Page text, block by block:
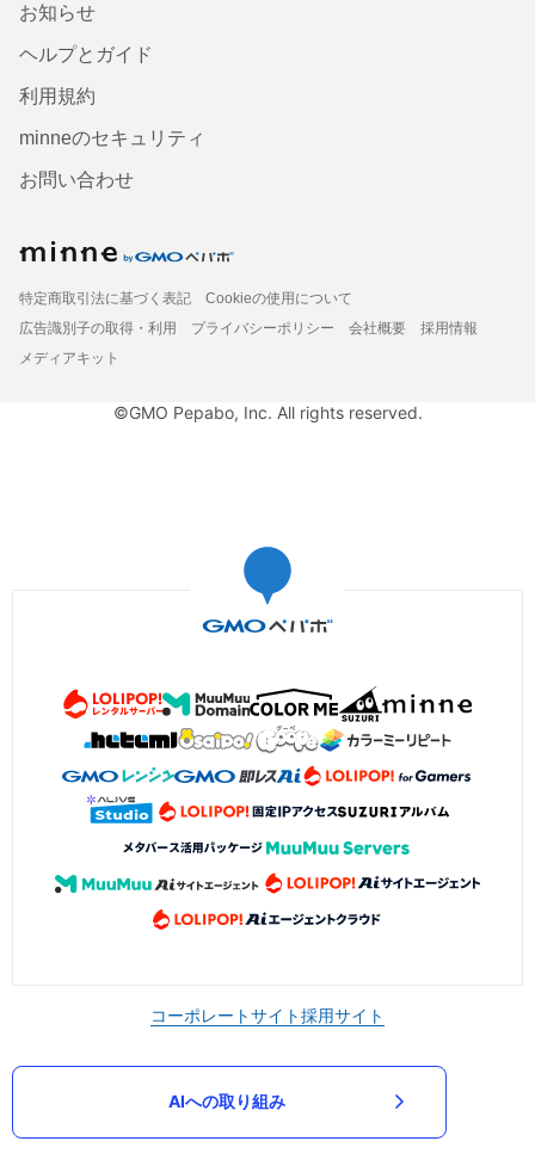
お知らせ
ヘルプとガイド
利用規約
minneのセキュリティ
お問い合わせ
特定商取引法に基づく表記
Cookieの使用について
広告識別子の取得・利用
プライバシーポリシー 会社概要
採用情報
メディアキット
©GMO Pepabo, Inc. All rights reserved.
コーポレートサイト採用サイト
AIへの取り組み